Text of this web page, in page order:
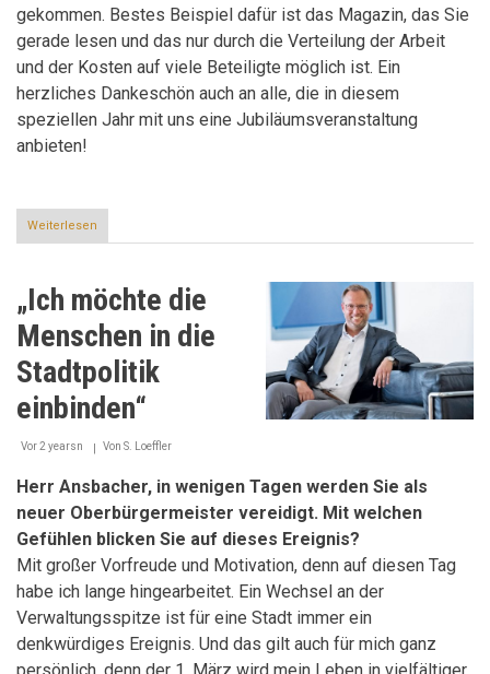
gekommen. Bestes Beispiel dafür ist das Magazin, das Sie
gerade lesen und das nur durch die Verteilung der Arbeit
und der Kosten auf viele Beteiligte möglich ist. Ein
herzliches Dankeschön auch an alle, die in diesem
speziellen Jahr mit uns eine Jubiläumsveranstaltung
anbieten!
Weiterlesen
25
agenda
„Ich möchte die
Menschen in die
Stadtpolitik
einbinden“
Vor 2 yearsn Von S. Loeffler
Herr Ansbacher, in wenigen Tagen werden Sie als
neuer Oberbürgermeister vereidigt. Mit welchen
Gefühlen blicken Sie auf dieses Ereignis?
Mit großer Vorfreude und Motivation, denn auf diesen Tag
habe ich lange hingearbeitet. Ein Wechsel an der
Verwaltungsspitze ist für eine Stadt immer ein
denkwürdiges Ereignis. Und das gilt auch für mich ganz